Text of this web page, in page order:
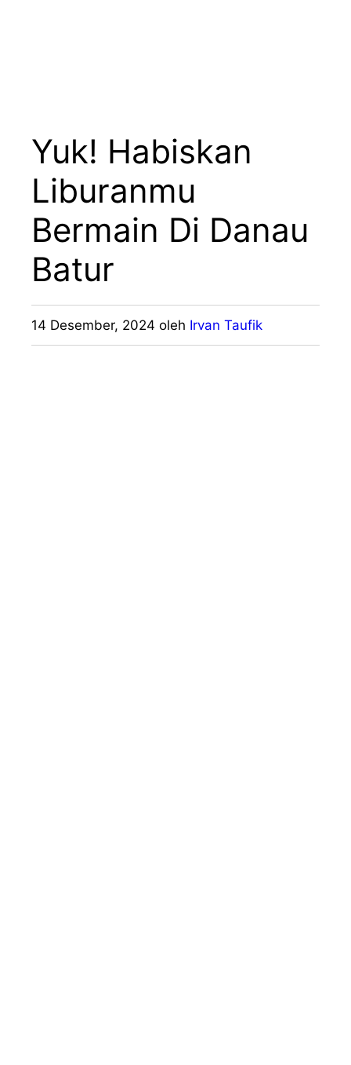
Yuk! Habiskan
Liburanmu
Bermain Di Danau
Batur
14 Desember, 2024 oleh Irvan Taufik